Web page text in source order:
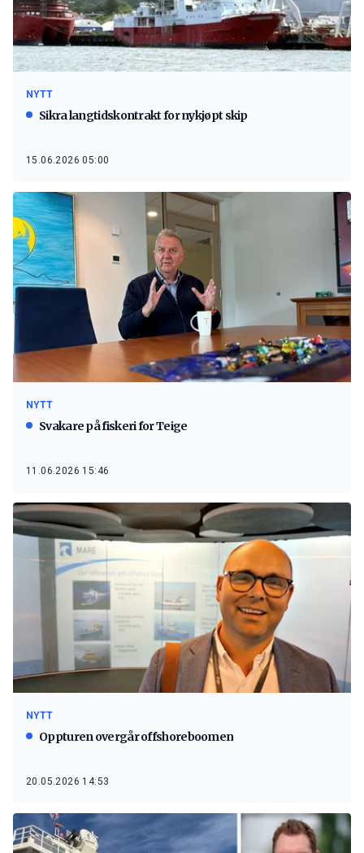
NYTT
Sikra langtidskontrakt for nykjøpt skip
15.06.2026 05:00
NYTT
Svakare på fiskeri for Teige
11.06.2026 15:46
NYTT
Oppturen overgår offshoreboomen
20.05.2026 14:53